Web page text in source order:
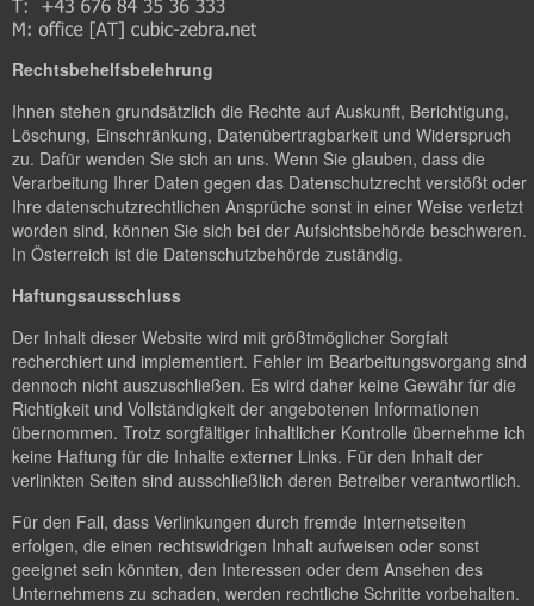
Rechtsbehelfsbelehrung
Ihnen stehen grundsätzlich die Rechte auf Auskunft, Berichtigung,
Löschung, Einschränkung, Datenübertragbarkeit und Widerspruch
zu. Dafür wenden Sie sich an uns. Wenn Sie glauben, dass die
Verarbeitung Ihrer Daten gegen das Datenschutzrecht verstößt oder
Ihre datenschutzrechtlichen Ansprüche sonst in einer Weise verletzt
worden sind, können Sie sich bei der Aufsichtsbehörde beschweren.
In Österreich ist die Datenschutzbehörde zuständig.
Haftungsausschluss
Der Inhalt dieser Website wird mit größtmöglicher Sorgfalt
recherchiert und implementiert. Fehler im Bearbeitungsvorgang sind
dennoch nicht auszuschließen. Es wird daher keine Gewähr für die
Richtigkeit und Vollständigkeit der angebotenen Informationen
übernommen. Trotz sorgfältiger inhaltlicher Kontrolle übernehme ich
keine Haftung für die Inhalte externer Links. Für den Inhalt der
verlinkten Seiten sind ausschließlich deren Betreiber verantwortlich.
Für den Fall, dass Verlinkungen durch fremde Internetseiten
erfolgen, die einen rechtswidrigen Inhalt aufweisen oder sonst
geeignet sein könnten, den Interessen oder dem Ansehen des
Unternehmens zu schaden, werden rechtliche Schritte vorbehalten.